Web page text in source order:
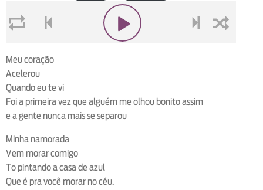
Meu coração
Acelerou
Quando eu te vi
Foi a primeira vez que alguém me olhou bonito assim
e a gente nunca mais se separou
Minha namorada
Vem morar comigo
To pintando a casa de azul
Que é pra você morar no céu.